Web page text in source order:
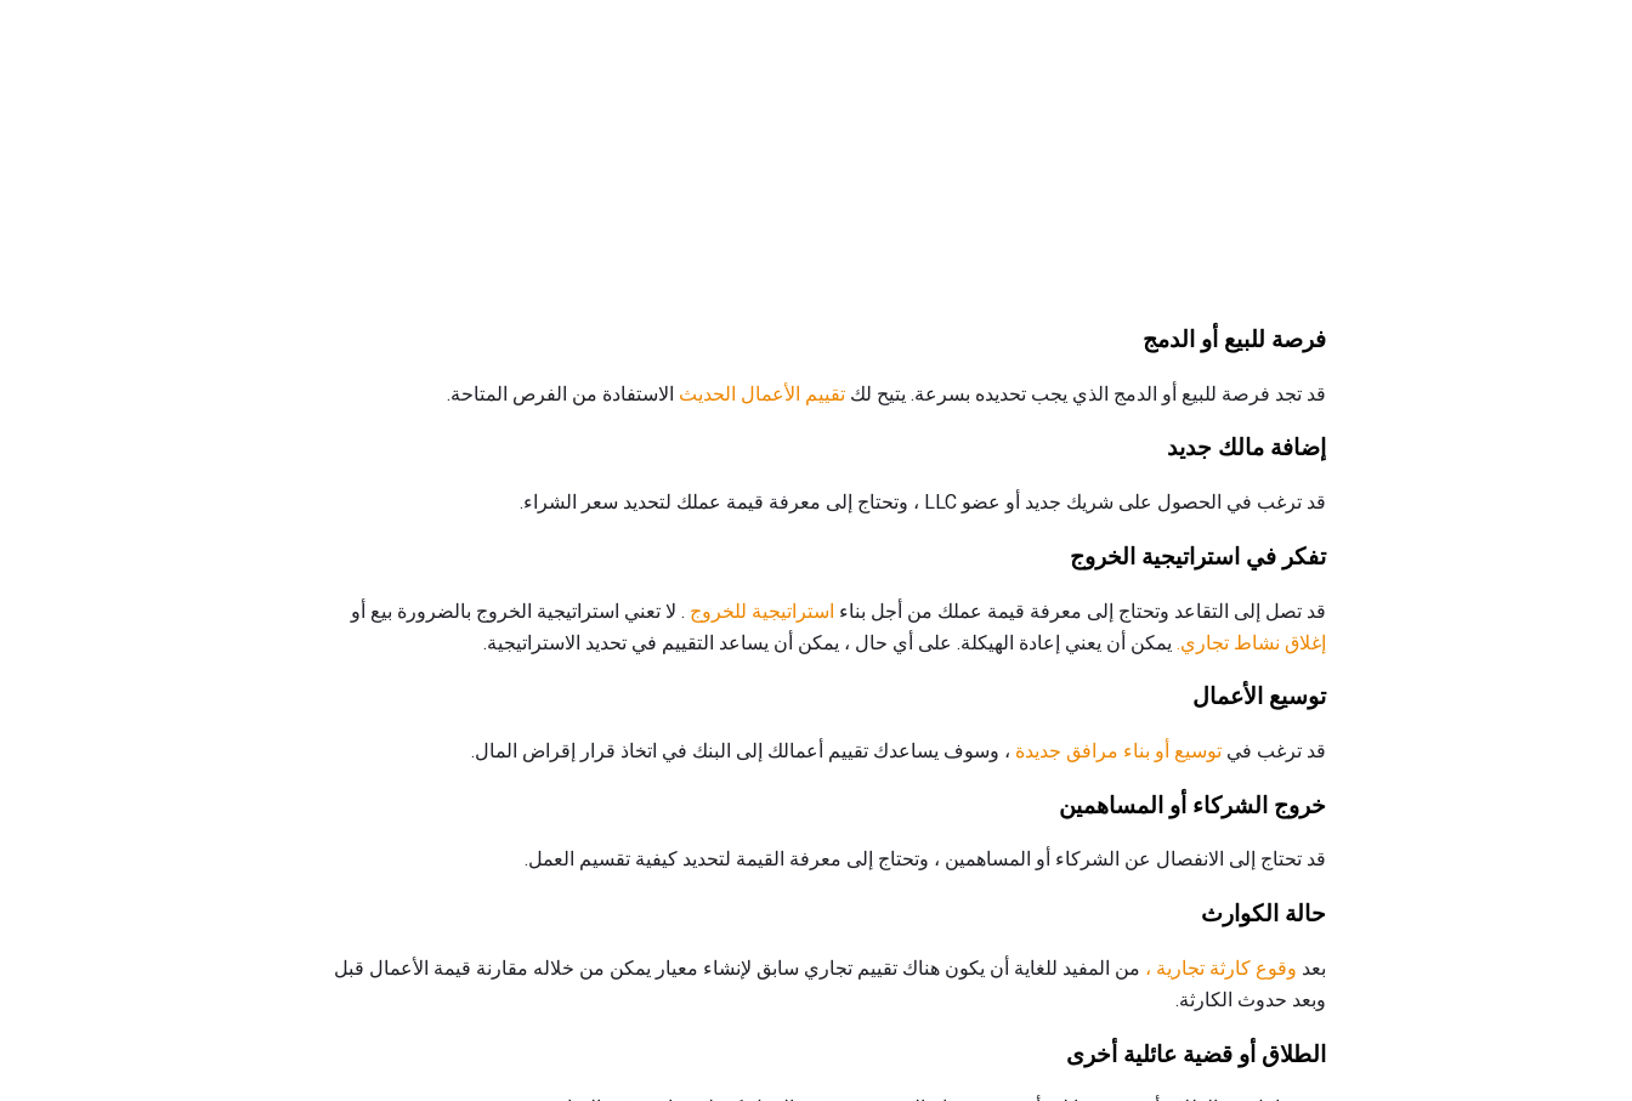
فرصة للبيع أو الدمج
قد تجد فرصة للبيع أو الدمج الذي يجب تحديده بسرعة. يتيح لك تقييم الأعمال الحديث الاستفادة من الفرص المتاحة.
إضافة مالك جديد
قد ترغب في الحصول على شريك جديد أو عضو LLC ، وتحتاج إلى معرفة قيمة عملك لتحديد سعر الشراء.
تفكر في استراتيجية الخروج
قد تصل إلى التقاعد وتحتاج إلى معرفة قيمة عملك من أجل بناء استراتيجية للخروج . لا تعني استراتيجية الخروج بالضرورة بيع أو
إغلاق نشاط تجاري. يمكن أن يعني إعادة الهيكلة. على أي حال ، يمكن أن يساعد التقييم في تحديد الاستراتيجية.
توسيع الأعمال
قد ترغب في توسيع أو بناء مرافق جديدة ، وسوف يساعدك تقييم أعمالك إلى البنك في اتخاذ قرار إقراض المال.
خروج الشركاء أو المساهمين
قد تحتاج إلى الانفصال عن الشركاء أو المساهمين ، وتحتاج إلى معرفة القيمة لتحديد كيفية تقسيم العمل.
حالة الكوارث
بعد وقوع كارثة تجارية ، من المفيد للغاية أن يكون هناك تقييم تجاري سابق لإنشاء معيار يمكن من خلاله مقارنة قيمة الأعمال قبل
وبعد حدوث الكارثة.
الطلاق أو قضية عائلية أخرى